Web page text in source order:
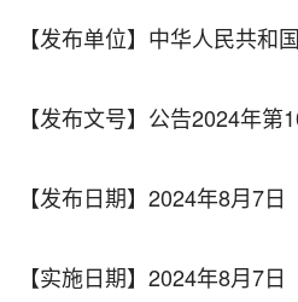
【发布单位】中华人民共和
【发布文号】公告2024年第
【发布日期】2024年8月7日
【实施日期】2024年8月7日